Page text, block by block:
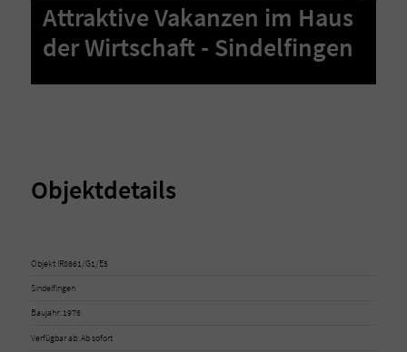
Attraktive Vakanzen im Haus
der Wirtschaft - Sindelfingen
Objektdetails
Objekt IR8661/G1/E5
Sindelfingen
Baujahr: 1976
Verfügbar ab: Ab sofort